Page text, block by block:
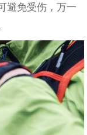
避免受伤，万一